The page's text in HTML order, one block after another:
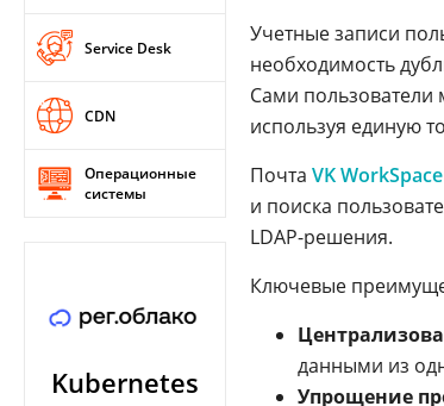
Service Desk
CDN
Операционные
системы
Kubernetes
Учетные записи
необходимость
Сами пользователи
используя единую
Почта VK WorkSpace
и поиска
LDAP-решения.
Ключевые
данными из
Упрощение